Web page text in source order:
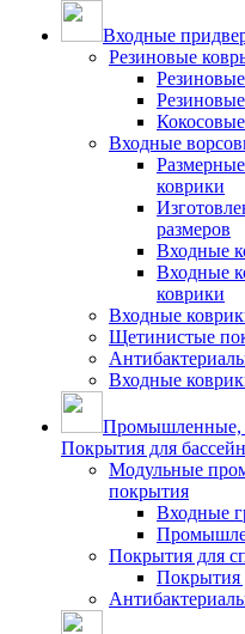
Входные
Резиновые
Входные
коврики
размеров
Входные
Входные
коврики
Входные
Щетинистые
Входные
Промышленные,
Покрытия для
Модульные
покрытия
Входные
Покрытия для
Покрытия